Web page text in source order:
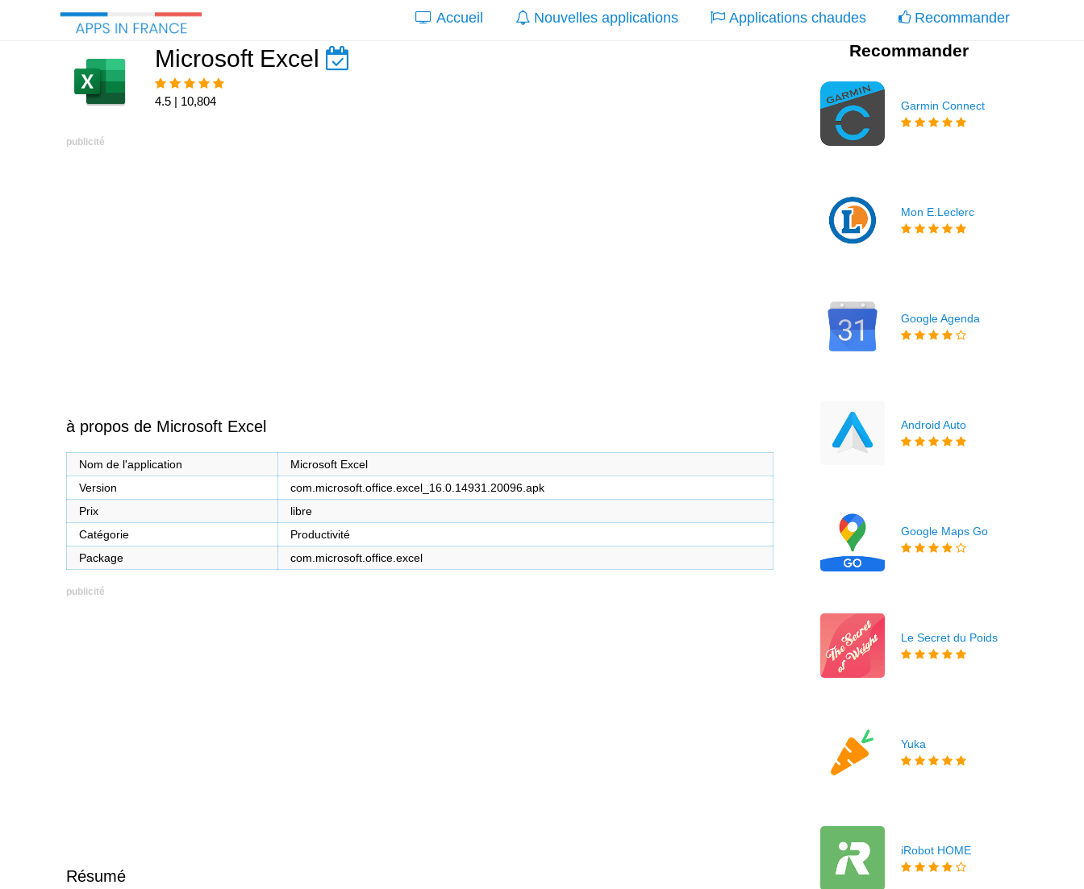
Accueil Nouvelles applications Applications chaudes Recommander
Microsoft Excel
4.5 | 10,804
publicité
à propos de Microsoft Excel
Nom de l'application
Microsoft Excel
Version
com.microsoft.office.excel_16.0.14931.20096.apk
Prix
libre
Catégorie
Productivité
Package
com.microsoft.office.excel
publicité
Résumé
Recommander
Garmin Connect
Mon E.Leclerc
Google Agenda
Android Auto
Google Maps Go
Le Secret du Poids
Yuka
iRobot HOME